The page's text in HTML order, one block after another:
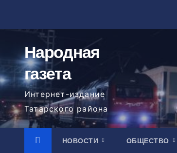
содержимому
Народная
газета
Интернет-издание
Татарского района
НОВОСТИ ОБЩЕСТВО